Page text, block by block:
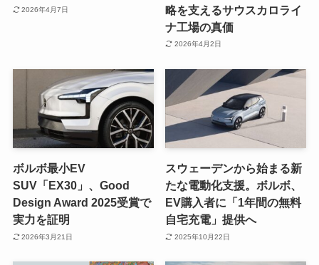
2026年4月7日
略を支えるサウスカロライ
ナ工場の真価
2026年4月2日
ボルボ最小EV
SUV「EX30」、Good
Design Award 2025受賞で
実力を証明
2026年3月21日
スウェーデンから始まる新
たな電動化支援。ボルボ、
EV購入者に「1年間の無料
自宅充電」提供へ
2025年10月22日